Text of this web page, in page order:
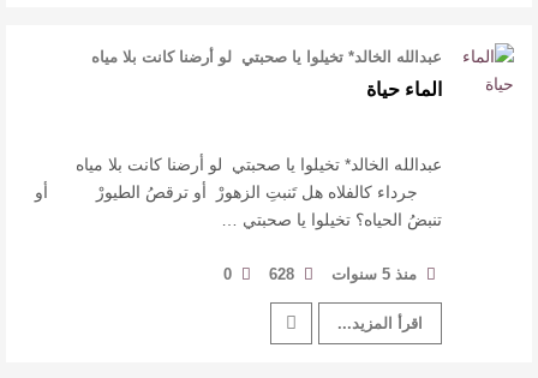
عبدالله الخالد* تخيلوا يا صحبتي لو أرضنا كانت بلا مياه
جرداء كال …
الماء حياة
عبدالله الخالد* تخيلوا يا صحبتي لو أرضنا كانت بلا مياه
جرداء كالفلاه هل تَنبتِ الزهورْ أو ترقصُ الطيورْ أو
تنبضُ الحياه؟ تخيلوا يا صحبتي …
منذ 5 سنوات 628
0
اقرأ المزيد...